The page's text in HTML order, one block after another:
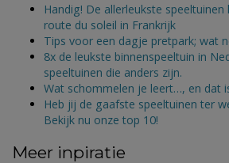
Handig! De allerleukste
route du soleil in Frankrijk
Tips voor een dagje pretpark; wat
8x de leukste binnenspeeltuin in
speeltuinen die anders zijn.
Wat schommelen je leert…, en dat
Heb jij de gaafste speeltuinen ter
Bekijk nu onze top 10!
Meer inpiratie